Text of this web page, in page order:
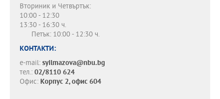
Вториник и Четвъртък:
10:00 - 12:30
13:30 - 16:30 ч.
Петък: 10:00 - 12:30 ч.
КОНТАКТИ:
e-mail: syilmazova@nbu.bg
тел.: 02/8110 624
Офис: Корпус 2, офис 604